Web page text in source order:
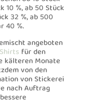
10 %, ab 50 Stück
32 %, ab 500
40 %.
angeboten
für den
Monate
von den
von Stickerei
nach Auftrag